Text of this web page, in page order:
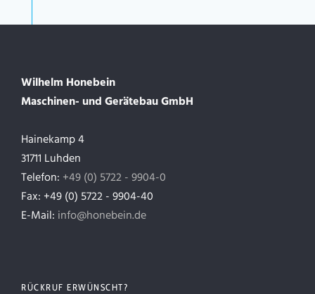
Wilhelm Honebein
Maschinen- und Gerätebau GmbH
Hainekamp 4
31711 Luhden
Telefon: +49 (0) 5722 - 9904-0
Fax: +49 (0) 5722 - 9904-40
E-Mail: info@honebein.de
RÜCKRUF ERWÜNSCHT?